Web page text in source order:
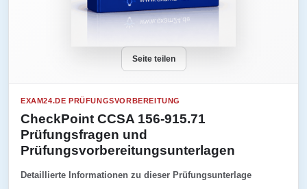
Seite teilen
EXAM24.DE PRÜFUNGSVORBEREITUNG
CheckPoint CCSA 156-915.71
Prüfungsfragen und
Prüfungsvorbereitungsunterlagen
Detaillierte Informationen zu dieser Prüfungsunterlage